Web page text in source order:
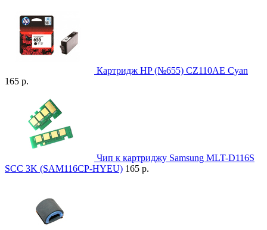
Картридж HP (№655) CZ110AE Cyan
165 р.
Чип к картриджу Samsung MLT-D116S
SCC 3K (SAM116CP-HYEU) 165 р.